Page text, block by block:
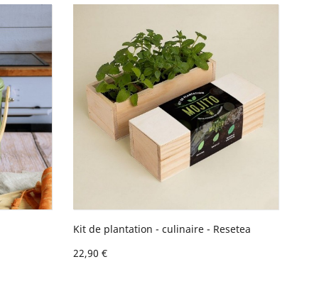
Kit de plantation - culinaire - Resetea
22,90 €